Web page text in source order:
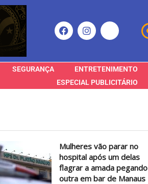
SEGURANÇA
ENTRETENIMENTO
ESPECIAL PUBLICITÁRIO
Mulheres vão parar no
hospital após um delas
flagrar a amada pegando
outra em bar de Manaus